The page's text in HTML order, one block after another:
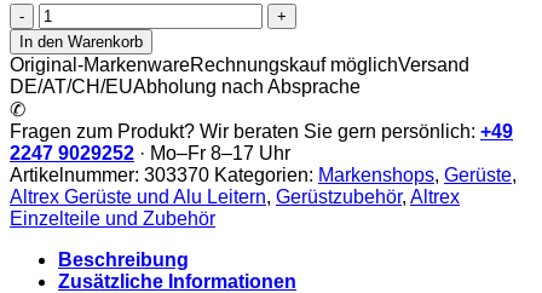
altrex
RS-
4
Aufbaurahmen
135-
|
303370
Menge
In den Warenkorb
Original-MarkenwareRechnungskauf möglichVersand
DE/AT/CH/EUAbholung nach Absprache
✆
Fragen zum Produkt? Wir beraten Sie gern persönlich: +49
2247 9029252 · Mo–Fr 8–17 Uhr
Artikelnummer: 303370 Kategorien: Markenshops, Gerüste,
Altrex Gerüste und Alu Leitern, Gerüstzubehör, Altrex
Einzelteile und Zubehör
Beschreibung
Zusätzliche Informationen